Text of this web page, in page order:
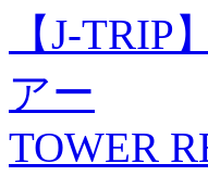
【J-
アー
TOWER